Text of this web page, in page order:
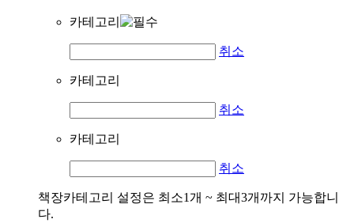
카테고리
취소
카테고리
취소
카테고리
취소
책장카테고리 설정은 최소1개 ~ 최대3개까지 가능합니
다.